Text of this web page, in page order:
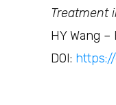
Treatment
HY Wang
DOI: